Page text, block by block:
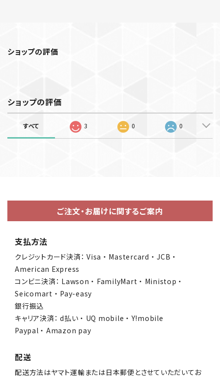
ショップの評価
ショップの評価
すべて 3 0 0
ご注文・お届けに関するご案内
支払方法
クレジットカード決済： Visa ・ Mastercard ・ JCB ・
American Express
コンビニ決済： Lawson ・ FamilyMart ・ Ministop ・
Seicomart ・ Pay-easy
銀行振込
キャリア決済： d払い ・ UQ mobile ・ Y!mobile
Paypal ・ Amazon pay
配送
配送方法はヤマト運輸または日本郵便とさせていただいてお